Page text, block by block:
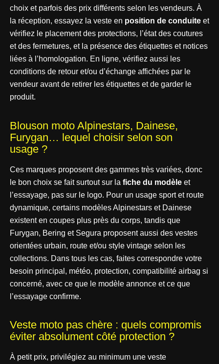
choix et parfois des prix différents selon les vendeurs. À
la réception, essayez la veste en position de conduite et
vérifiez le placement des protections, l’état des coutures
et des fermetures, et la présence des étiquettes et notices
liées à l’homologation. En ligne, vérifiez aussi les
conditions de retour et/ou d’échange affichées par le
vendeur avant de retirer les étiquettes et de garder le
produit.
Blouson moto Alpinestars, Dainese,
Furygan… lequel choisir selon son
usage ?
Ces marques proposent des gammes très variées, donc
le bon choix se fait surtout sur la fiche du modèle et
l’essayage, pas sur le logo. Pour un usage sport et route
dynamique, certains modèles Alpinestars et Dainese
existent en coupes plus près du corps, tandis que
Furygan, Bering et Segura proposent aussi des vestes
orientées urbain, route et/ou style vintage selon les
collections. Dans tous les cas, faites correspondre votre
besoin principal, météo, protection, compatibilité airbag si
concerné, avec ce que le modèle annonce et ce que
l’essayage confirme.
Veste moto pas chère : quels compromis
éviter absolument côté protection ?
À petit prix, privilégiez au minimum une veste